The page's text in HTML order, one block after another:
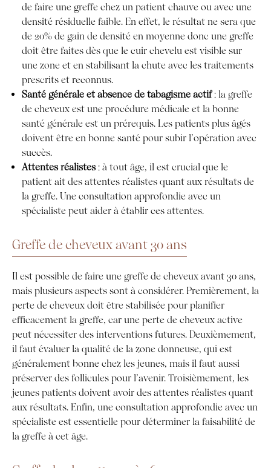
de faire une greffe chez un patient chauve ou avec une
densité résiduelle faible. En effet, le résultat ne sera que
de 20% de gain de densité en moyenne donc une greffe
doit être faites dès que le cuir chevelu est visible sur
une zone et en stabilisant la chute avec les traitements
prescrits et reconnus.
Santé générale et absence de tabagisme actif: la greffe
de cheveux est une procédure médicale et la bonne
santé générale est un prérequis. Les patients plus âgés
doivent être en bonne santé pour subir l’opération avec
succès.
Attentes réalistes: à tout âge, il est crucial que le
patient ait des attentes réalistes quant aux résultats de
la greffe. Une consultation approfondie avec un
spécialiste peut aider à établir ces attentes.
Greffe de cheveux avant 30 ans
Il est possible de faire une greffe de cheveux avant 30 ans,
mais plusieurs aspects sont à considérer. Premièrement, la
perte de cheveux doit être stabilisée pour planifier
efficacement la greffe, car une perte de cheveux active
peut nécessiter des interventions futures. Deuxièmement,
il faut évaluer la qualité de la zone donneuse, qui est
généralement bonne chez les jeunes, mais il faut aussi
préserver des follicules pour l’avenir. Troisièmement, les
jeunes patients doivent avoir des attentes réalistes quant
aux résultats. Enfin, une consultation approfondie avec un
spécialiste est essentielle pour déterminer la faisabilité de
la greffe à cet âge.